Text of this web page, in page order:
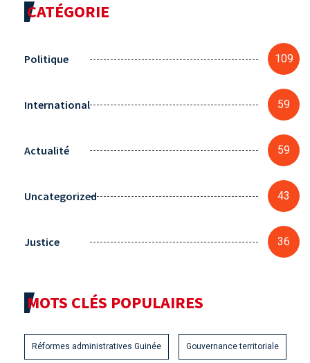
CATÉGORIE
Politique 109
International 59
Actualité 59
Uncategorized 43
Justice 36
MOTS CLÉS POPULAIRES
Réformes administratives Guinée Gouvernance territoriale